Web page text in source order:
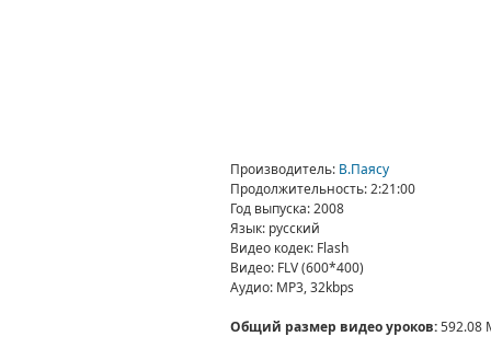
Производитель: В.Паясу
Продолжительность: 2:21:00
Год выпуска: 2008
Язык: русский
Видео кодек: Flash
Видео: FLV (600*400)
Аудио: MP3, 32kbps
Общий размер видео уроков:592.08